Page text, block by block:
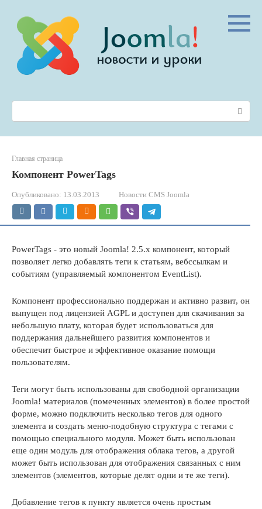
контенту
Главная страница
Компонент PowerTags
Опубликовано: 13.03.2013 Новости CMS Joomla
PowerTags - это новый Joomla! 2.5.x компонент, который
позволяет легко добавлять теги к статьям, вебссылкам и
событиям (управляемый компонентом EventList).
Компонент профессионально поддержан и активно развит, он
выпущен под лицензией AGPL и доступен для скачивания за
небольшую плату, которая будет использоваться для
поддержания дальнейшего развития компонентов и
обеспечит быстрое и эффективное оказание помощи
пользователям.
Теги могут быть использованы для свободной организации
Joomla! материалов (помеченных элементов) в более простой
форме, можно подключить несколько тегов для одного
элемента и создать меню-подобную структура с тегами с
помощью специального модуля. Может быть использован
еще один модуль для отображения облака тегов, а другой
может быть использован для отображения связанных с ним
элементов (элементов, которые делят одни и те же теги).
Добавление тегов к пункту является очень простым